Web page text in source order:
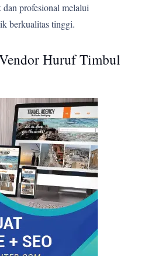
profesional melalui
berkualitas tinggi.
Huruf Timbul